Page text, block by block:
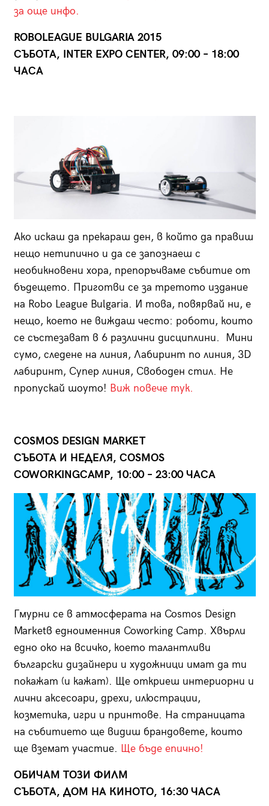
за още инфо.
ROBOLEAGUE BULGARIA 2015
СЪБОТА, INTER EXPO CENTER, 09:00 – 18:00
ЧАСА
Ако искаш да прекараш ден, в който да правиш
нещо нетипично и да се запознаеш с
необикновени хора, препоръчваме събитие от
бъдещето. Приготви се за третото издание
на Robo League Bulgaria. И това, повярвай ни, е
нещо, което не виждаш често: роботи, които
се състезават в 6 различни дисциплини. Мини
сумо, следене на линия, Лабиринт по линия, 3D
лабиринт, Супер линия, Свободен стил. Не
пропускай шоуто! Виж повече тук.
COSMOS DESIGN MARKET
СЪБОТА И НЕДЕЛЯ, COSMOS
COWORKINGCAMP, 10:00 – 23:00 ЧАСА
Гмурни се в атмосферата на Cosmos Design
Marketв едноименния Coworking Camp. Хвърли
едно око на всичко, което талантливи
български дизайнери и художници имат да ти
покажат (и кажат). Ще откриеш интериорни и
лични аксесоари, дрехи, илюстрации,
козметика, игри и принтове. На страницата
на събитието ще видиш брандовете, които
ще вземат участие. Ще бъде епично!
ОБИЧАМ ТОЗИ ФИЛМ
СЪБОТА, ДОМ НА КИНОТО, 16:30 ЧАСА